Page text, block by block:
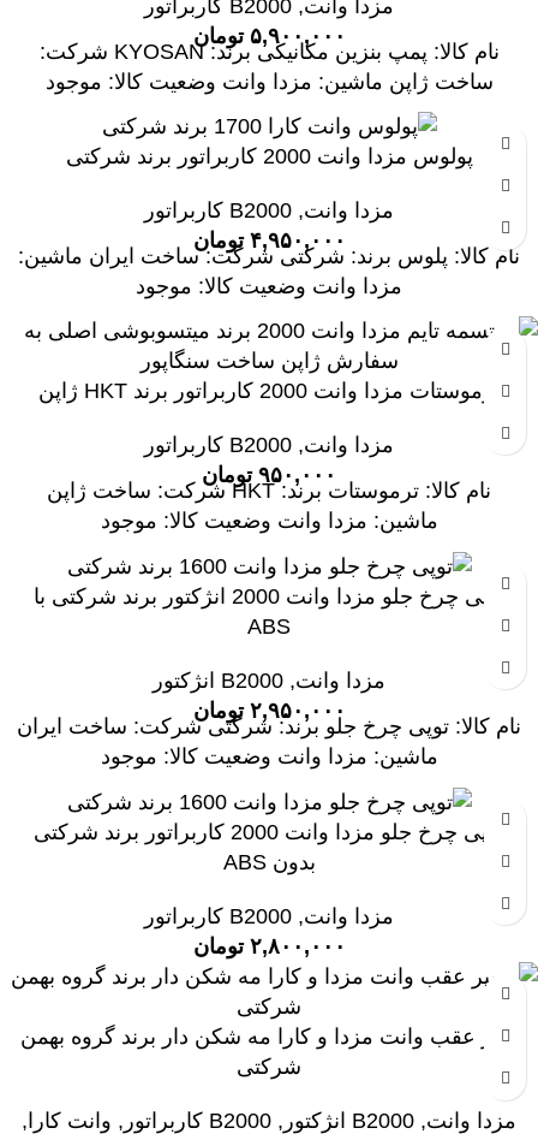
مزدا وانت, B2000 کاربراتور
۵,۹۰۰,۰۰۰ تومان
نام کالا: پمپ بنزین مکانیکی برند: KYOSAN شرکت:
ساخت ژاپن ماشین: مزدا وانت وضعیت کالا: موجود
پولوس مزدا وانت 2000 کاربراتور برند شرکتی
مزدا وانت, B2000 کاربراتور
۴,۹۵۰,۰۰۰ تومان
نام کالا: پلوس برند: شرکتی شرکت: ساخت ایران ماشین:
مزدا وانت وضعیت کالا: موجود
ترموستات مزدا وانت 2000 کاربراتور برند HKT ژاپن
مزدا وانت, B2000 کاربراتور
۹۵۰,۰۰۰ تومان
نام کالا: ترموستات برند: HKT شرکت: ساخت ژاپن
ماشین: مزدا وانت وضعیت کالا: موجود
توپی چرخ جلو مزدا وانت 2000 انژکتور برند شرکتی با
ABS
مزدا وانت, B2000 انژکتور
۲,۹۵۰,۰۰۰ تومان
نام کالا: توپی چرخ جلو برند: شرکتی شرکت: ساخت ایران
ماشین: مزدا وانت وضعیت کالا: موجود
توپی چرخ جلو مزدا وانت 2000 کاربراتور برند شرکتی
بدون ABS
مزدا وانت, B2000 کاربراتور
۲,۸۰۰,۰۰۰ تومان
سپر عقب وانت مزدا و کارا مه شکن دار برند گروه بهمن
شرکتی
مزدا وانت, B2000 انژکتور , B2000 کاربراتور , وانت کارا,